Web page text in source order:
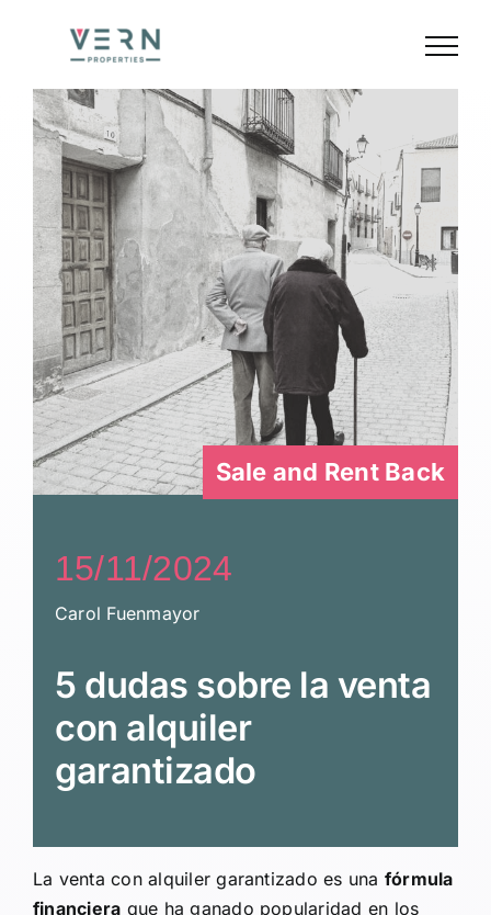
Sale and Rent Back
15/11/2024
Carol Fuenmayor
5 dudas sobre la venta
con alquiler
garantizado
La venta con alquiler garantizado es una fórmula
financiera que ha ganado popularidad en los